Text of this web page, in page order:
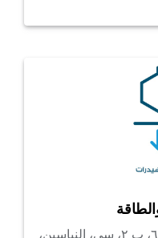
يحتوي على فيتامينات ب١٢، ب ٦، ب ٢، سي، النياسين،